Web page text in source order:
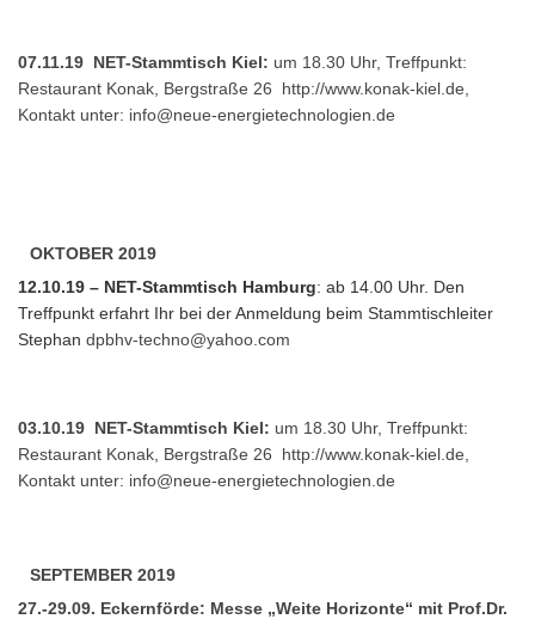
07.11.19 NET-Stammtisch Kiel: um 18.30 Uhr, Treffpunkt:
Restaurant Konak, Bergstraße 26 http://www.konak-kiel.de
Kontakt unter: info@neue-energietechnologien.de
OKTOBER 2019
12.10.19 – NET-Stammtisch Hamburg: ab 14.00 Uhr. Den
Treffpunkt erfahrt Ihr bei der Anmeldung beim Stammtischleiter
Stephan dpbhv-techno@yahoo.com
03.10.19 NET-Stammtisch Kiel: um 18.30 Uhr, Treffpunkt:
Restaurant Konak, Bergstraße 26 http://www.konak-kiel.de
Kontakt unter: info@neue-energietechnologien.de
SEPTEMBER 2019
27.-29.09. Eckernförde: Messe „Weite Horizonte“ mit Prof.Dr.